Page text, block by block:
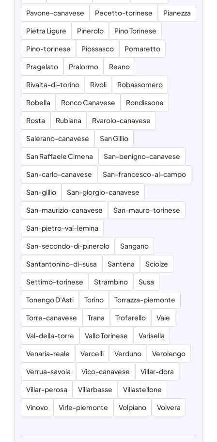
Pavone-canavese Pecetto-torinese Pianezza
Pietra Ligure Pinerolo Pino Torinese
Pino-torinese Piossasco Pomaretto
Pragelato Pralormo Reano
Rivalta-di-torino Rivoli Robassomero
Robella Ronco Canavese Rondissone
Rosta Rubiana Rvarolo-canavese
Salerano-canavese San Gillio
San Raffaele Cimena San-benigno-canavese
San-carlo-canavese San-francesco-al-campo
San-gillio San-giorgio-canavese
San-maurizio-canavese San-mauro-torinese
San-pietro-val-lemina
San-secondo-di-pinerolo Sangano
Santantonino-di-susa Santena Sciolze
Settimo-torinese Strambino Susa
Tonengo D'Asti Torino Torrazza-piemonte
Torre-canavese Trana Trofarello Vaie
Val-della-torre Vallo Torinese Varisella
Venaria-reale Vercelli Verduno Verolengo
Verrua-savoia Vico-canavese Villar-dora
Villar-perosa Villarbasse Villastellone
Vinovo Virle-piemonte Volpiano Volvera